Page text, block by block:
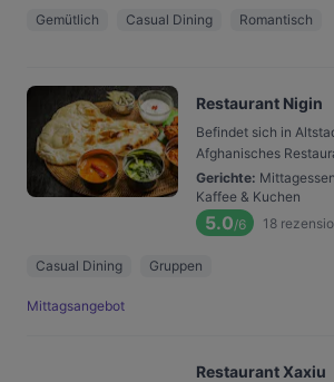
Gemütlich Casual Dining Romantisch
Restaurant Nigin
Befindet sich in
Afghanisches
Gerichte:
Kaffee & Kuchen
5.0/6 18
Casual Dining Gruppen
Mittagsangebot
Restaurant Xaxiu